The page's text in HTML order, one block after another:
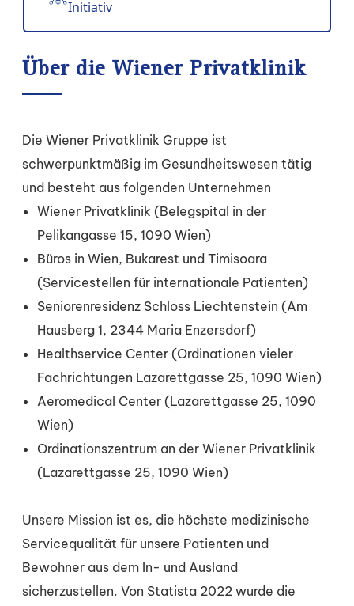
Initiativ
Über die Wiener Privatklinik
Die Wiener Privatklinik Gruppe ist
schwerpunktmäßig im Gesundheitswesen tätig
und besteht aus folgenden Unternehmen
Wiener Privatklinik (Belegspital in der
Pelikangasse 15, 1090 Wien)
Büros in Wien, Bukarest und Timisoara
(Servicestellen für internationale Patienten)
Seniorenresidenz Schloss Liechtenstein (Am
Hausberg 1, 2344 Maria Enzersdorf)
Healthservice Center (Ordinationen vieler
Fachrichtungen Lazarettgasse 25, 1090 Wien)
Aeromedical Center (Lazarettgasse 25, 1090
Wien)
Ordinationszentrum an der Wiener Privatklinik
(Lazarettgasse 25, 1090 Wien)
Unsere Mission ist es, die höchste medizinische
Servicequalität für unsere Patienten und
Bewohner aus dem In- und Ausland
sicherzustellen. Von Statista 2022 wurde die